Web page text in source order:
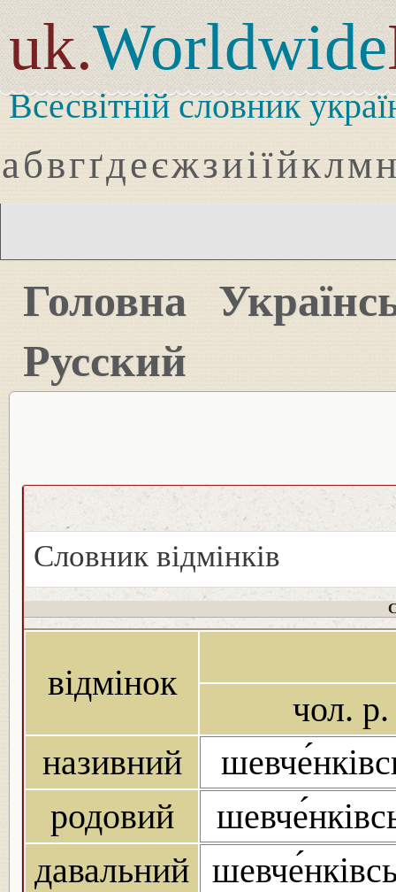
uk.Worldwide
Всесвітній словник
абвгґдеєжзиіїйклмн
Головна
Русский
Словник відмінків
відмінок
чол. р.
називний
родовий
давальний